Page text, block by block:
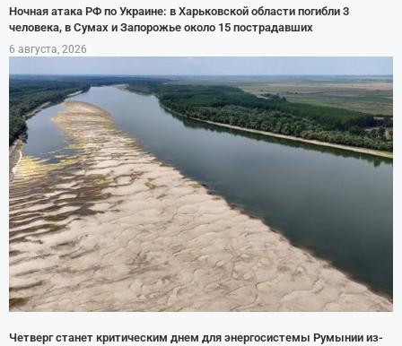
Ночная атака РФ по Украине: в Харьковской области погибли 3
человека, в Сумах и Запорожье около 15 пострадавших
6 августа, 2026
Четверг станет критическим днем для энергосистемы Румынии из-